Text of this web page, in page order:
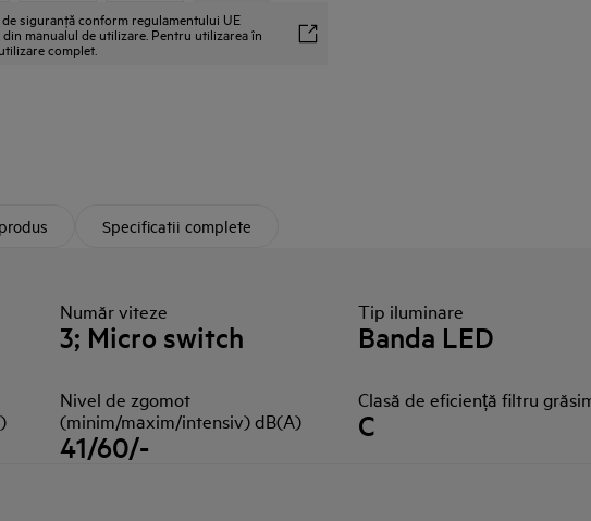
siguranţă conform regulamentului UE
manualul de utilizare. Pentru utilizarea în
complet.
Specificatii complete
Număr viteze
3; Micro switch
Tip iluminare
Banda LED
Nivel de zgomot
(minim/maxim/intensiv) dB(A)
41/60/-
Clasă de eficiență filtru
C